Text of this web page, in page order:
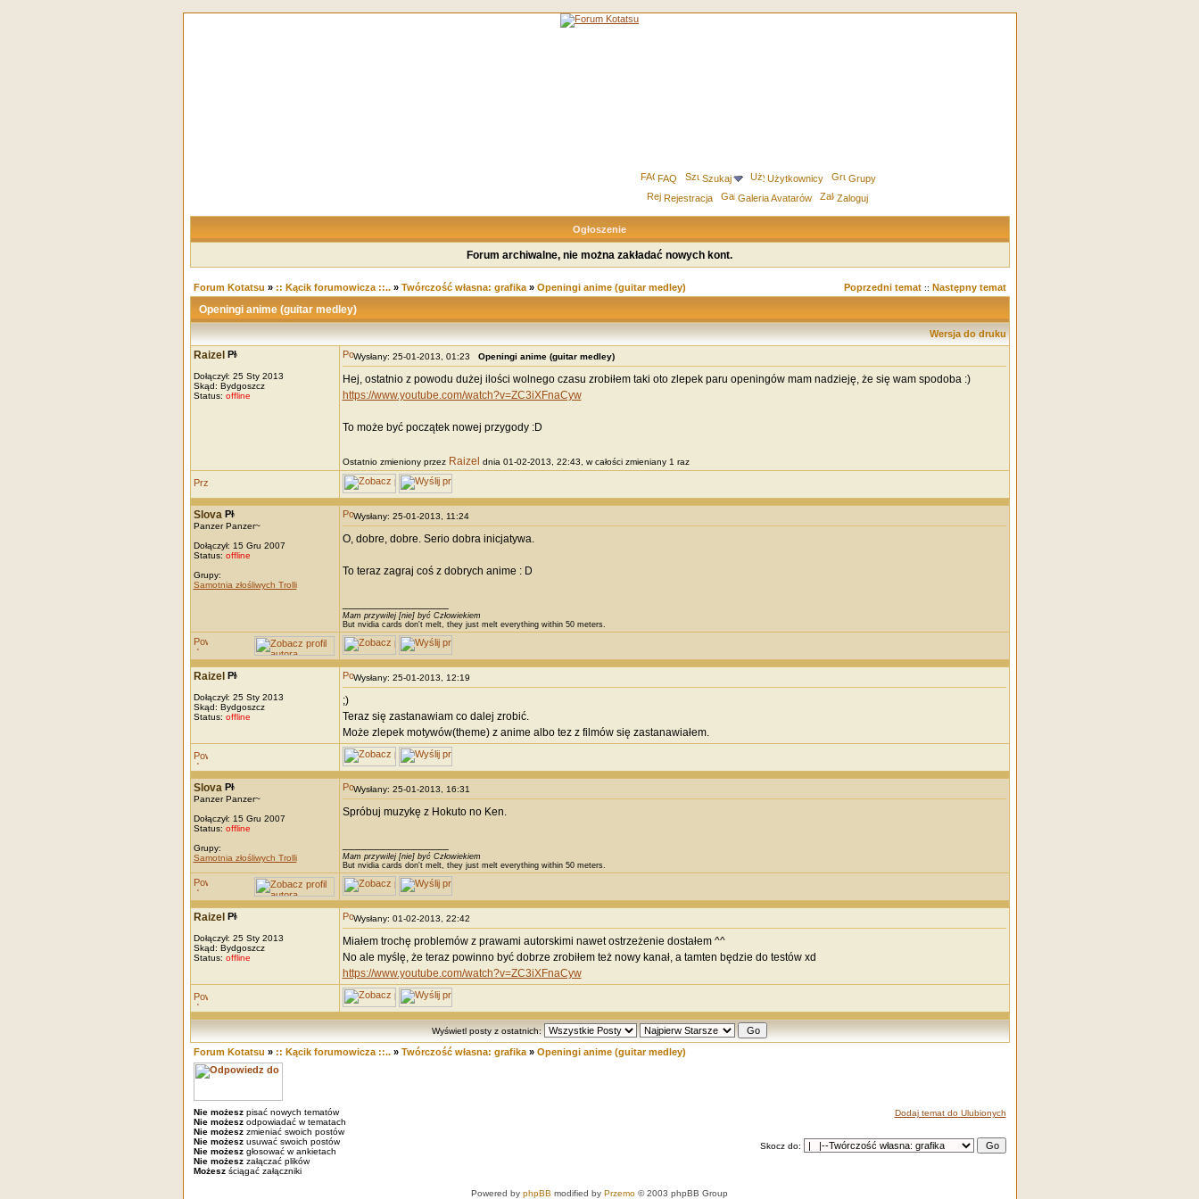
FAQ Szukaj Użytkownicy
Grupy
Rejestracja
Galeria Avatarów Zaloguj
Ogłoszenie
Forum archiwalne, nie można zakładać nowych kont.
Forum Kotatsu » :: Kącik forumowicza ::..» Twórczość własna: grafika» Openingi anime (guitar medley) Poprzedni temat:: Następny temat
Openingi anime (guitar medley)
Wersja do druku
Raizel
Dołączył: 25 Sty 2013
Skąd: Bydgoszcz
Status: offline
Wysłany: 25-01-2013, 01:23 Openingi anime (guitar medley)
Hej, ostatnio z powodu dużej ilości wolnego czasu zrobiłem taki oto zlepek paru openingów mam nadzieję, że się wam spodoba :)
https://www.youtube.com/watch?v=ZC3iXFnaCyw
To może być początek nowej przygody :D
Ostatnio zmieniony przez Raizel dnia 01-02-2013, 22:43, w całości zmieniany 1 raz
Slova
Panzer Panzer~
Dołączył: 15 Gru 2007
Status: offline
Grupy:
Samotnia złośliwych Trolli
Wysłany: 25-01-2013, 11:24
O, dobre, dobre. Serio dobra inicjatywa.
To teraz zagraj coś z dobrych anime : D
Mam przywilej [nie] być Człowiekiem
But nvidia cards don't melt, they just melt everything within 50 meters.
Raizel
Dołączył: 25 Sty 2013
Skąd: Bydgoszcz
Status: offline
Wysłany: 25-01-2013, 12:19
;)
Teraz się zastanawiam co dalej zrobić.
Może zlepek motywów(theme) z anime albo tez z filmów się zastanawiałem.
Slova
Panzer Panzer~
Dołączył: 15 Gru 2007
Status: offline
Grupy:
Samotnia złośliwych Trolli
Wysłany: 25-01-2013, 16:31
Spróbuj muzykę z Hokuto no Ken.
Mam przywilej [nie] być Człowiekiem
But nvidia cards don't melt, they just melt everything within 50 meters.
Raizel
Dołączył: 25 Sty 2013
Skąd: Bydgoszcz
Status: offline
Wysłany: 01-02-2013, 22:42
Miałem trochę problemów z prawami autorskimi nawet ostrzeżenie dostałem ^^
No ale myślę, że teraz powinno być dobrze zrobiłem też nowy kanał, a tamten będzie do testów xd
https://www.youtube.com/watch?v=ZC3iXFnaCyw
Wyświetl posty z ostatnich:
Forum Kotatsu » :: Kącik forumowicza ::..» Twórczość własna: grafika» Openingi anime (guitar medley)
Nie możeszpisać nowych tematów
Nie możeszodpowiadać w tematach
Nie możeszzmieniać swoich postów
Nie możeszusuwać swoich postów
Nie możeszgłosować w ankietach
Nie możeszzałączać plików
Możeszściągać załączniki
Dodaj temat do Ulubionych
Skocz do:
Powered by phpBB modified by Przemo © 2003 phpBB Group